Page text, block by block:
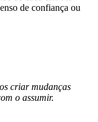
de confiança ou
criar mudanças
o assumir.